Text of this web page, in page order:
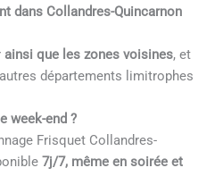
dans Collandres-Quincarnon
ainsi que les zones voisines, et
départements limitrophes
week-end ?
Frisquet Collandres-
7j/7, même en soirée et